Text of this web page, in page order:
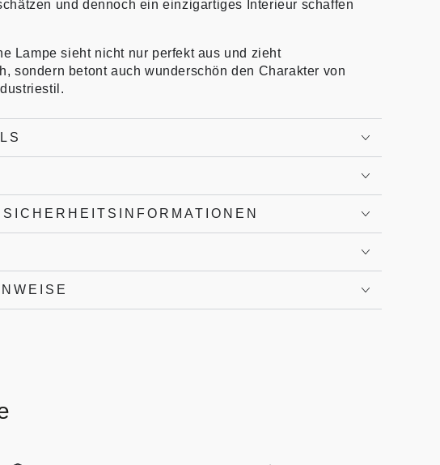
und dennoch ein einzigartiges Interieur schaffen
Lampe sieht nicht nur perfekt aus und zieht
sondern betont auch wunderschön den Charakter von